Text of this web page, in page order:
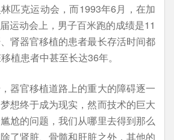
匹克运动会，而1993年6月，在加
运动会上，男子百米跑的成绩是11
肾器官移植的患者最长存活时间都
植患者中甚至长达36年。
器官移植道路上的重大的障碍逐一
想终于成为现实，然而技术的巨大
尬的问题，我们从哪里去得到那么
了肾脏、骨髓和肝脏之外，其他的